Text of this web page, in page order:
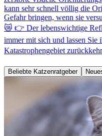
kann sehr schnell völlig die
Gefahr bringen, wenn sie
😿 👉 Der lebenswichtige
immer mit sich und lassen
Katastrophengebiet
Beliebte Katzenratgeber